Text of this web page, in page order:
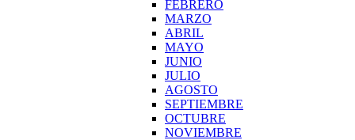
FEBRERO
MARZO
ABRIL
MAYO
JUNIO
JULIO
AGOSTO
SEPTIEMBRE
OCTUBRE
NOVIEMBRE